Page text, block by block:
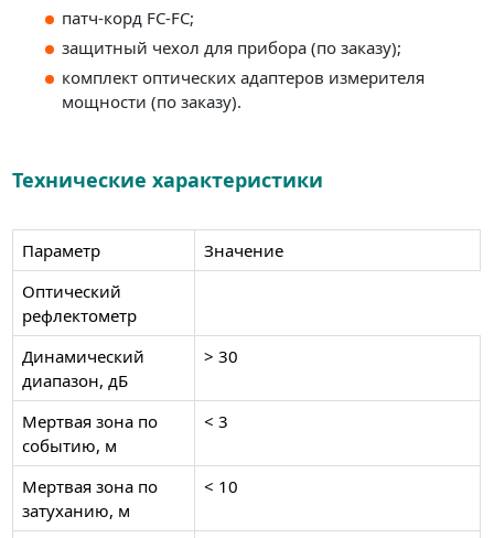
патч-корд FC-FC;
защитный чехол для прибора (по заказу);
комплект оптических адаптеров измерителя
мощности (по заказу).
Технические характеристики
Параметр
Значение
Оптический
рефлектометр
Динамический
диапазон, дБ
> 30
Мертвая зона по
событию, м
< 3
Мертвая зона по
затуханию, м
< 10